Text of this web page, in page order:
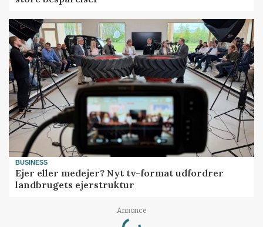
BUSINESS
Ejer eller medejer? Nyt tv-format udfordrer
landbrugets ejerstruktur
Annonce
Loading...